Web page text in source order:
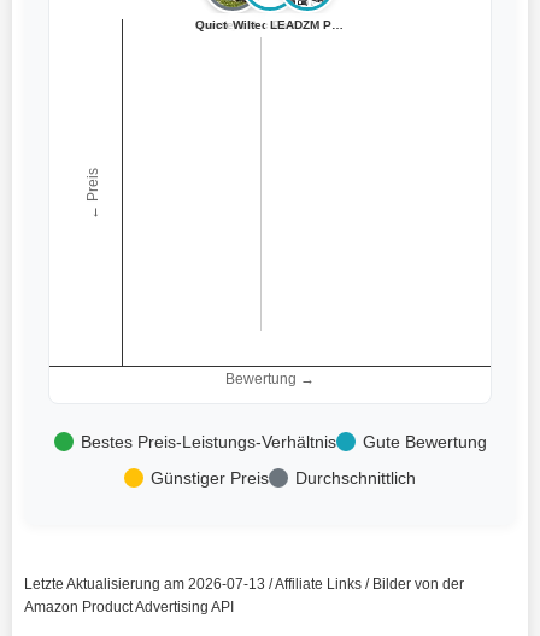
Bewertung →
← Preis
Hawthyhome Pavi...
Quictent Pavill... Wiltec Pavillon... LEADZM Pavillon...
Bestes Preis-Leistungs-Verhältnis
Gute Bewertung
Günstiger Preis
Durchschnittlich
Letzte Aktualisierung am 2026-07-13 / Affiliate Links / Bilder von der
Amazon Product Advertising API